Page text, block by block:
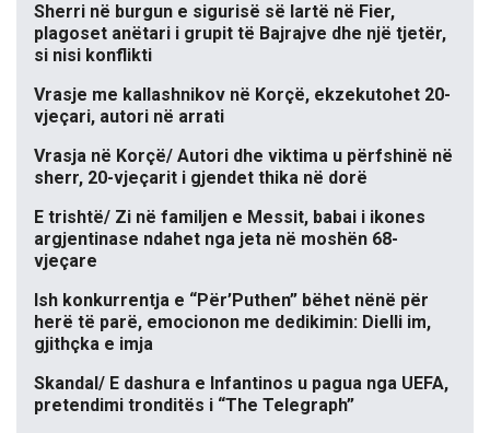
Sherri në burgun e sigurisë së lartë në Fier,
plagoset anëtari i grupit të Bajrajve dhe një tjetër,
si nisi konflikti
Vrasje me kallashnikov në Korçë, ekzekutohet 20-
vjeçari, autori në arrati
Vrasja në Korçë/ Autori dhe viktima u përfshinë në
sherr, 20-vjeçarit i gjendet thika në dorë
E trishtë/ Zi në familjen e Messit, babai i ikones
argjentinase ndahet nga jeta në moshën 68-
vjeçare
Ish konkurrentja e “Për’Puthen” bëhet nënë për
herë të parë, emocionon me dedikimin: Dielli im,
gjithçka e imja
Skandal/ E dashura e Infantinos u pagua nga UEFA,
pretendimi tronditës i “The Telegraph”